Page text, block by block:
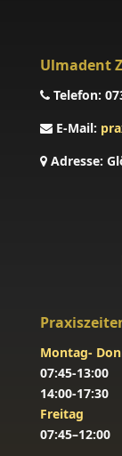
Ulmadent
Telefon:
E-Mail:
Adresse:
Montag-
07:45-13:00
14:00-17:30
Freitag
07:45–12:00